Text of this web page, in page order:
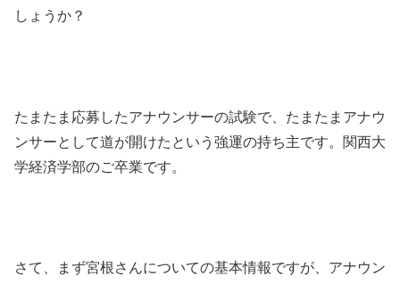
しょうか？
たまたま応募したアナウンサーの試験で、たまたまアナウ
ンサーとして道が開けたという強運の持ち主です。関西大
学経済学部のご卒業です。
さて、まず宮根さんについての基本情報ですが、アナウン